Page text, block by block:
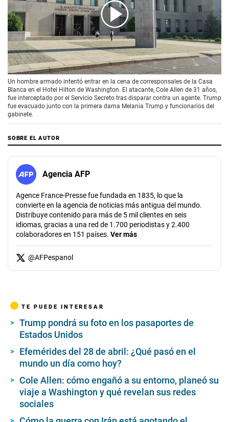
00:00/02:10
Un hombre armado intentó entrar en la cena de corresponsales de la Casa
Blanca en el Hotel Hilton de Washington. El atacante, Cole Allen de 31 años,
fue interceptado por el Servicio Secreto tras disparar contra un agente. Trump
fue evacuado junto con la primera dama Melania Trump y funcionarios del
gabinete.
SOBRE EL AUTOR
Agencia AFP
Agence France-Presse fue fundada en 1835, lo que la
convierte en la agencia de noticias más antigua del mundo.
Distribuye contenido para más de 5 mil clientes en seis
idiomas, gracias a una red de 1.700 periodistas y 2.400
colaboradores en 151 países. Ver más
@AFPespanol
TE PUEDE INTERESAR
Trump pondrá su foto en los pasaportes de
Estados Unidos
Efemérides del 28 de abril: ¿Qué pasó en el
mundo un día como hoy?
Cole Allen: cómo engañó a su entorno, planeó su
viaje a Washington y qué revelan sus redes
sociales